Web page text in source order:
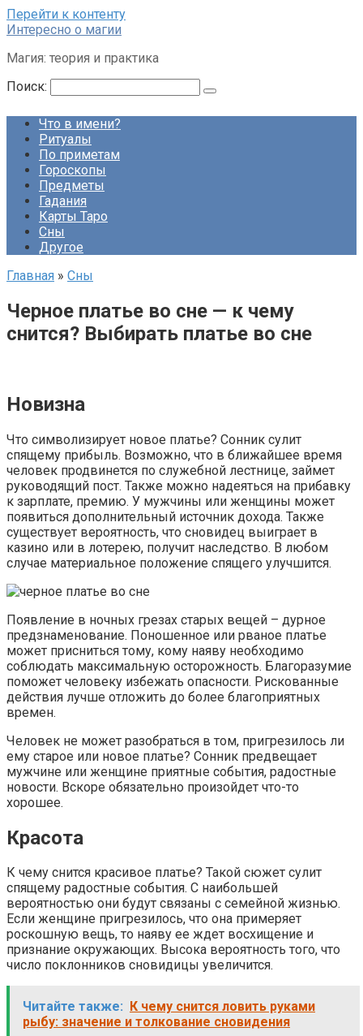
Перейти к контенту
Интересно о магии
Магия: теория и практика
Поиск:
Что в имени?
Ритуалы
По приметам
Гороскопы
Предметы
Гадания
Карты Таро
Сны
Другое
Главная » Сны
Черное платье во сне — к чему
снится? Выбирать платье во сне
Новизна
Что символизирует новое платье? Сонник сулит
спящему прибыль. Возможно, что в ближайшее время
человек продвинется по служебной лестнице, займет
руководящий пост. Также можно надеяться на прибавку
к зарплате, премию. У мужчины или женщины может
появиться дополнительный источник дохода. Также
существует вероятность, что сновидец выиграет в
казино или в лотерею, получит наследство. В любом
случае материальное положение спящего улучшится.
Появление в ночных грезах старых вещей – дурное
предзнаменование. Поношенное или рваное платье
может присниться тому, кому наяву необходимо
соблюдать максимальную осторожность. Благоразумие
поможет человеку избежать опасности. Рискованные
действия лучше отложить до более благоприятных
времен.
Человек не может разобраться в том, пригрезилось ли
ему старое или новое платье? Сонник предвещает
мужчине или женщине приятные события, радостные
новости. Вскоре обязательно произойдет что-то
хорошее.
Красота
К чему снится красивое платье? Такой сюжет сулит
спящему радостные события. С наибольшей
вероятностью они будут связаны с семейной жизнью.
Если женщине пригрезилось, что она примеряет
роскошную вещь, то наяву ее ждет восхищение и
признание окружающих. Высока вероятность того, что
число поклонников сновидицы увеличится.
Читайте также:
К чему снится ловить руками
рыбу: значение и толкование сновидения